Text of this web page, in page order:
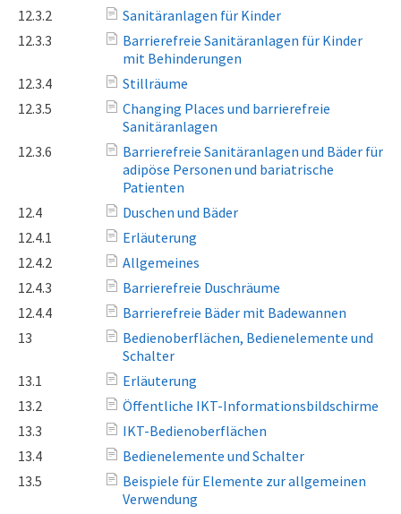
12.3.2
Sanitäranlagen für Kinder
12.3.3
Barrierefreie Sanitäranlagen für Kinder
mit Behinderungen
12.3.4
Stillräume
12.3.5
Changing Places und barrierefreie
Sanitäranlagen
12.3.6
Barrierefreie Sanitäranlagen und Bäder für
adipöse Personen und bariatrische
Patienten
12.4
Duschen und Bäder
12.4.1
Erläuterung
12.4.2
Allgemeines
12.4.3
Barrierefreie Duschräume
12.4.4
Barrierefreie Bäder mit Badewannen
13
Bedienoberflächen, Bedienelemente und
Schalter
13.1
Erläuterung
13.2
Öffentliche IKT-Informationsbildschirme
13.3
IKT-Bedienoberflächen
13.4
Bedienelemente und Schalter
13.5
Beispiele für Elemente zur allgemeinen
Verwendung